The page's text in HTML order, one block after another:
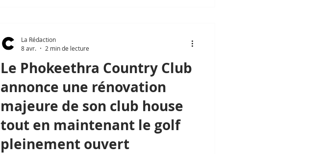
Le Phokeethra Country Club
annonce une rénovation
majeure de son club house
tout en maintenant le golf
pleinement ouvert
La Rédaction
8 avr.
2 min de lecture